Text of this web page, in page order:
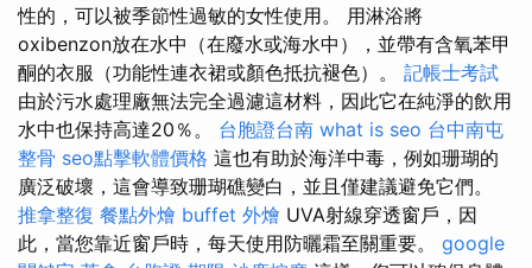
性的，可以被季節性過敏的女性使用。 用淋浴將
oxibenzon放在水中（在廢水或海水中），並帶有含氧苯甲
酮的衣服（功能性連衣裙或顏色抵抗褪色）。 記帳士考試
由於污水處理廠無法完全過濾這材料，因此它在純淨的飲用
水中也保持高達20％。 台胞證台南 what is seo 台中南屯
整骨 seo點擊軟體價格 這也有助於海洋中毒，例如珊瑚的
廣泛破壞，這會導致珊瑚礁變白，並且僅建議避免它們。
推拿整復 餐點外燴 buffet 外燴 UVA射線穿透窗戶，因
此，當您靠近窗戶時，每天使用防曬霜至關重要。 google